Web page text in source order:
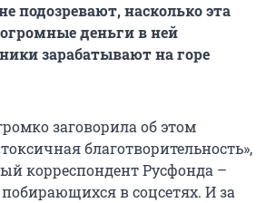
подозревают, насколько эта
деньги в ней
зарабатывают на горе
заговорила об этом
благотворительность»,
корреспондент Русфонда –
в соцсетях. И за